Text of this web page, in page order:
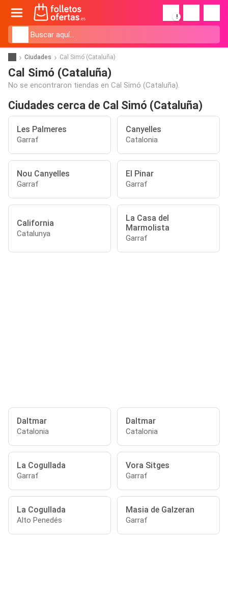
!
Ciudades Cal Simó (Cataluña)
Cal Simó (Cataluña)
No se encontraron tiendas en Cal Simó (Cataluña).
Ciudades cerca de Cal Simó (Cataluña)
Les Palmeres
Garraf
Canyelles
Catalonia
Nou Canyelles
Garraf
El Pinar
Garraf
California
Catalunya
La Casa del
Marmolista
Garraf
Daltmar
Catalonia
Daltmar
Catalonia
La Cogullada
Garraf
Vora Sitges
Garraf
La Cogullada
Alto Penedés
Masia de Galzeran
Garraf